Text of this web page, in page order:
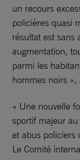
un recours
policières quasi
résultat est sans
augmentation,
parmi les
hommes noirs
« Une nouvelle
sportif majeur
et abus policiers
Le Comité